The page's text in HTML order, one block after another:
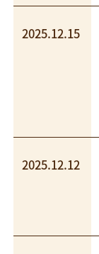
2025.12.15
2025.12.12